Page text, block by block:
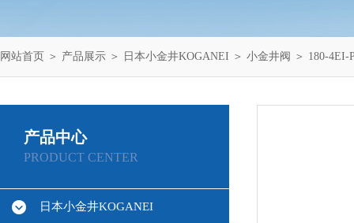
网站首页 ＞ 产品展示 ＞ 日本小金井KOGANEI ＞ 小金井阀 ＞ 180-4EI-
产品中心
PRODUCT CENTER
日本小金井KOGANEI